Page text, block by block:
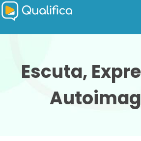
Escuta,